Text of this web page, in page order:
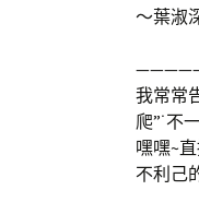
～葉淑
我常常
爬”˙不
嘿嘿~
不利己